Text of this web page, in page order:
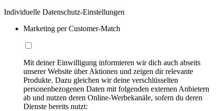
Individuelle Datenschutz-Einstellungen
Marketing per Customer-Match
Mit deiner Einwilligung informieren wir dich auch abseits
unserer Website über Aktionen und zeigen dir relevante
Produkte. Dazu gleichen wir deine verschlüsselten
personenbezogenen Daten mit folgenden externen Anbietern
ab und nutzen deren Online-Werbekanäle, sofern du deren
Dienste bereits nutzt: